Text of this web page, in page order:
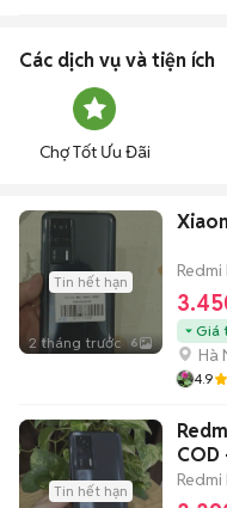
Các dịch vụ và tiện ích
Chợ Tốt Ưu Đãi
Tin hết hạn
2 tháng trước 6
Giá
Hà
4.9
Tin hết hạn
COD